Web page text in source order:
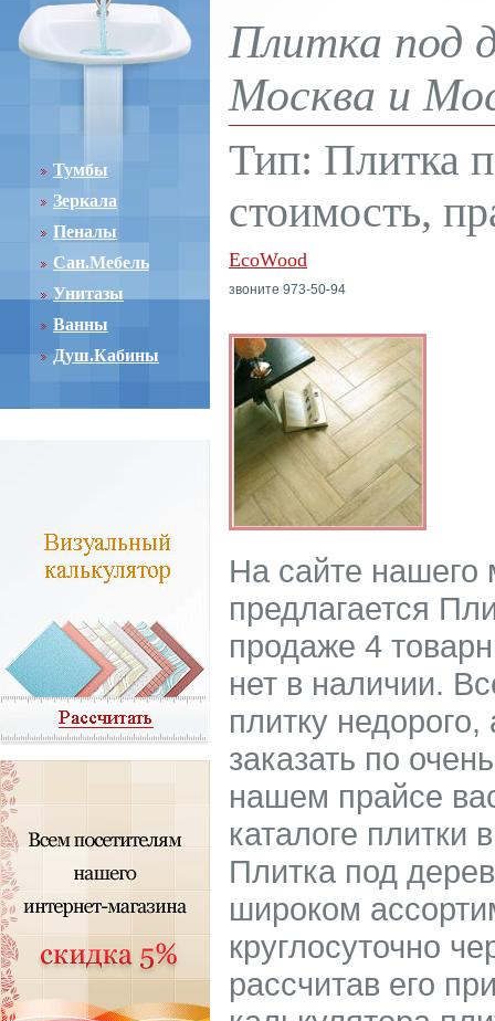
Тумбы
Зеркала
Пеналы
Сан.Мебель
Унитазы
Ванны
Душ.Кабины
Плитка под
Москва и
Тип: Плитка
стоимость,
EcoWood
звоните 973-50-94
На сайте
предлагается
продаже 4
нет в наличии.
плитку
заказать по
нашем прайсе
каталоге плитки
Плитка под
широком
круглосуточно
рассчитав его